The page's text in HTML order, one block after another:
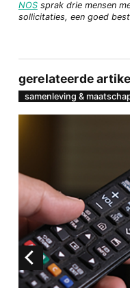
NOSsprak drie mensen
sollicitaties, een goed
gerelateerde
samenleving &